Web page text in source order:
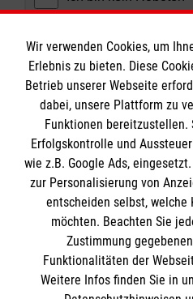
Abschicken
Informationen
Impressum
Datenschutz
Barrierefreiheit
Spendenkonto
Wir verwenden Cookies, um
Erlebnis zu bieten. Diese
Betrieb unserer Webseite
dabei, unsere Plattform zu
Funktionen bereitzustellen.
Erfolgskontrolle und
wie z.B. Google Ads,
zur Personalisierung von
entscheiden selbst, welche
möchten. Beachten Sie
Zustimmung
Funktionalitäten der
Weitere Infos finden Sie in